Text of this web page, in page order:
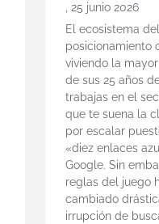
25 junio 2026
El ecosistema del
posicionamiento
viviendo la
de sus 25 años
trabajas en el
que te suena la
por escalar
«diez enlaces
Google. Sin
reglas del juego
cambiado
irrupción de